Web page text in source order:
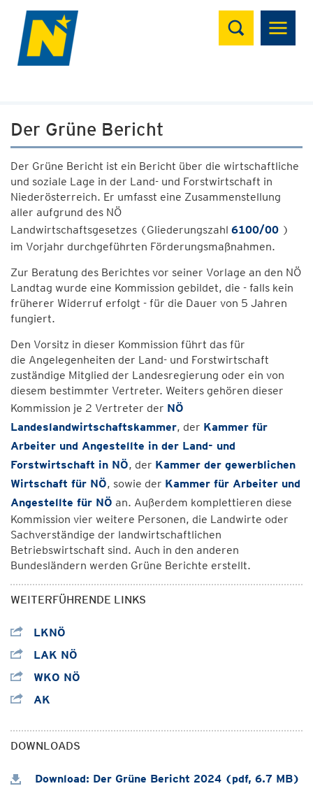
Suchen
Der Grüne Bericht
Der Grüne Bericht ist ein Bericht über die wirtschaftliche
und soziale Lage in der Land- und Forstwirtschaft in
Niederösterreich. Er umfasst eine Zusammenstellung
aller aufgrund des NÖ
Landwirtschaftsgesetzes (Gliederungszahl 6100/00 )
im Vorjahr durchgeführten Förderungsmaßnahmen.
Zur Beratung des Berichtes vor seiner Vorlage an den NÖ
Landtag wurde eine Kommission gebildet, die - falls kein
früherer Widerruf erfolgt - für die Dauer von 5 Jahren
fungiert.
Den Vorsitz in dieser Kommission führt das für
die Angelegenheiten der Land- und Forstwirtschaft
zuständige Mitglied der Landesregierung oder ein von
diesem bestimmter Vertreter. Weiters gehören dieser
Kommission je 2 Vertreter der NÖ
Landeslandwirtschaftskammer, der Kammer für
Arbeiter und Angestellte in der Land- und
Forstwirtschaft in NÖ, der Kammer der gewerblichen
Wirtschaft für NÖ, sowie der Kammer für Arbeiter und
Angestellte für NÖ an. Außerdem komplettieren diese
Kommission vier weitere Personen, die Landwirte oder
Sachverständige der landwirtschaftlichen
Betriebswirtschaft sind. Auch in den anderen
Bundesländern werden Grüne Berichte erstellt.
WEITERFÜHRENDE LINKS
LKNÖ
LAK NÖ
WKO NÖ
AK
DOWNLOADS
Download: Der Grüne Bericht 2024 (pdf, 6.7 MB)